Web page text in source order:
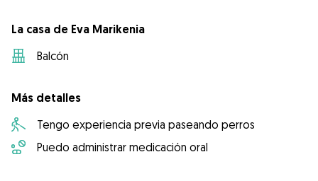
La casa de Eva Marikenia
Balcón
Más detalles
Tengo experiencia previa paseando perros
Puedo administrar medicación oral